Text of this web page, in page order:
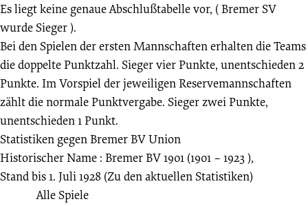
Es liegt keine genaue Abschlußtabelle vor, ( Bremer SV
wurde Sieger ).
Bei den Spielen der ersten Mannschaften erhalten die Teams
die doppelte Punktzahl. Sieger vier Punkte, unentschieden 2
Punkte. Im Vorspiel der jeweiligen Reservemannschaften
zählt die normale Punktvergabe. Sieger zwei Punkte,
unentschieden 1 Punkt.
Statistiken gegenBremer BV Union
Historischer Name : Bremer BV 1901 (1901 – 1923 ),
Stand bis 1. Juli 1928 (Zu den aktuellen Statistiken)
Alle Spiele